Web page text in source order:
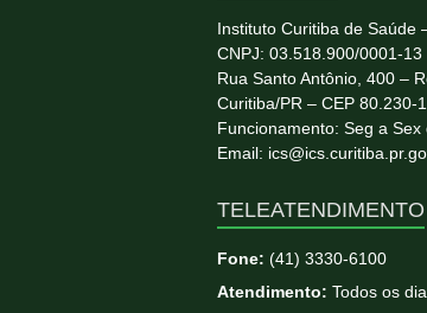
Instituto Curitiba de Saúde
CNPJ: 03.518.900/0001-13
Rua Santo Antônio, 400 –
Curitiba/PR – CEP 80.230-
Funcionamento: Seg a Sex
Email:
TELEATENDIMENTO
Fone: (41) 3330-6100
Atendimento: Todos os